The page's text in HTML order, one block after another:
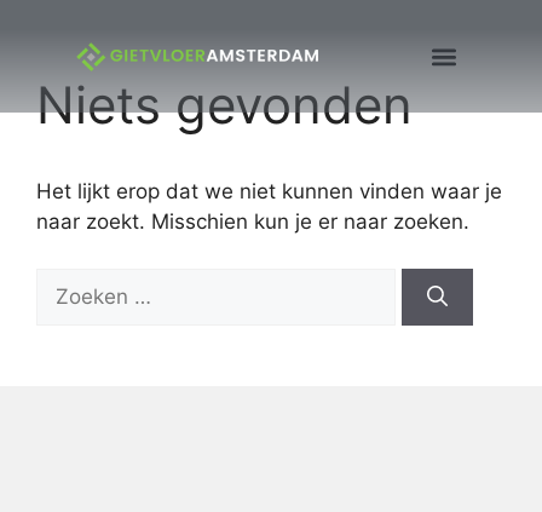
Niets gevonden
Het lijkt erop dat we niet kunnen vinden waar je
naar zoekt. Misschien kun je er naar zoeken.